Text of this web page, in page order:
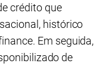
crédito que
histórico
Em seguida,
de